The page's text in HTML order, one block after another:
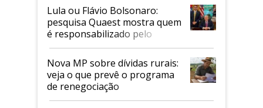
Lula ou Flávio Bolsonaro:
pesquisa Quaest mostra quem
é responsabilizado pelo
tarifaço dos EUA
Nova MP sobre dívidas rurais:
veja o que prevê o programa
de renegociação